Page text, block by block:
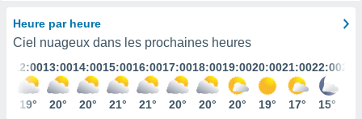
en
Heure par heure
Ciel nuageux dans les prochaines heures
12:00
19°
13:00
20°
14:00
20°
15:00
21°
16:00
21°
17:00
20°
18:00
20°
19:00
20°
20:00
19°
21:00
17°
22:00
15°